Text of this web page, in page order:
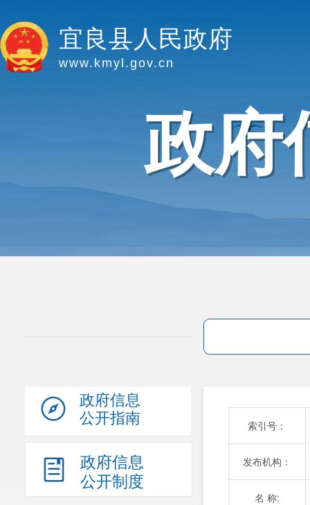
宜良县人民政府
www.kmyl.gov.cn
政府
政府信息
公开指南
政府信息
公开制度
索引号：
发布机构：
名 称: